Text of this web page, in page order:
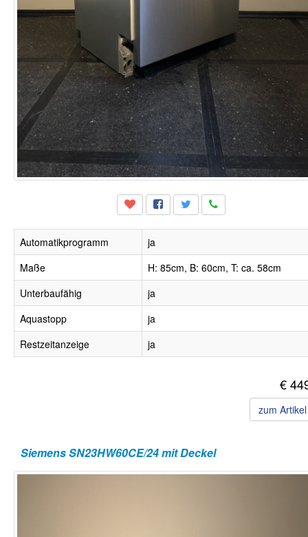
Automatikprogramm
ja
Maße
H: 85cm, B: 60cm, T: ca. 58cm
Unterbaufähig
ja
Aquastopp
ja
Restzeitanzeige
ja
€
zum
Siemens SN23HW60CE/24 mit Deckel